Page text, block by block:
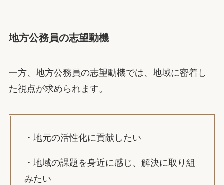
地方公務員の志望動機
一方、地方公務員の志望動機では、地域に密着し
た視点が求められます。
・地元の活性化に貢献したい
・地域の課題を身近に感じ、解決に取り組
みたい